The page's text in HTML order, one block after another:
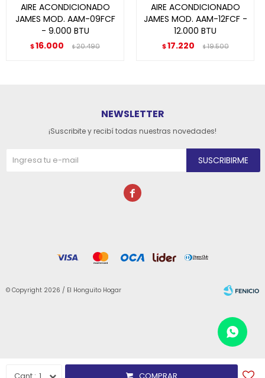
AIRE ACONDICIONADO
JAMES MOD. AAM-09FCF
- 9.000 BTU
$16.000 $20.490
AIRE ACONDICIONADO
JAMES MOD. AAM-12FCF -
12.000 BTU
$17.220 $19.500
NEWSLETTER
¡Suscribite y recibí todas nuestras novedades!
SUSCRIBIRME

© Copyright 2026 / El Honguito Hogar
Fenicio